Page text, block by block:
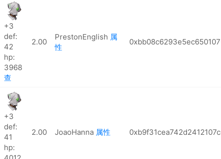
+3
def:
42
hp:
3968
查
2.00
PrestonEnglish 属
性
+3
def:
41
hp:
2.00 JoaoHanna 属性